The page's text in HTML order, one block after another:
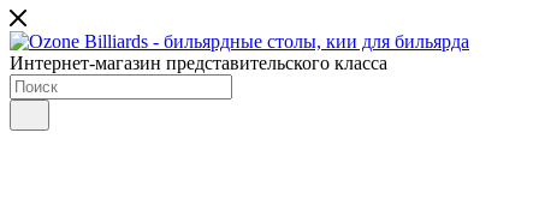
Интернет-магазин представительского класса